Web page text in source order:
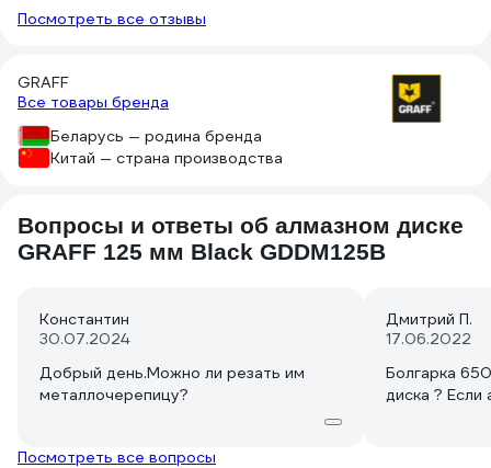
Поэтому думаю, что лучше
чуть меньше алмазов. Хороший диск,
думаю на долго хватит.
Посмотреть все отзывы
GRAFF
Все товары бренда
Беларусь — родина бренда
Китай — страна производства
Вопросы и ответы об алмазном диске
GRAFF 125 мм Black GDDM125B
Константин
30.07.2024
Добрый день.Можно ли резать им
металлочерепицу?
Дмитрий П.
17.06.2022
Болгарка
диска ? Если
Посмотреть все вопросы